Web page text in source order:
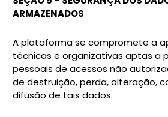
ARMAZENADOS
A plataforma se compromete a
técnicas e organizativas aptas a
pessoais de acessos não
de destruição, perda, alteração,
difusão de tais dados.